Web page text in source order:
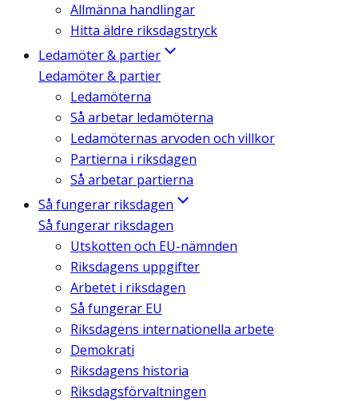
Allmänna handlingar
Hitta äldre riksdagstryck
Ledamöter & partier
Ledamöter & partier
Ledamöterna
Så arbetar ledamöterna
Ledamöternas arvoden och villkor
Partierna i riksdagen
Så arbetar partierna
Så fungerar riksdagen
Så fungerar riksdagen
Utskotten och EU-nämnden
Riksdagens uppgifter
Arbetet i riksdagen
Så fungerar EU
Riksdagens internationella arbete
Demokrati
Riksdagens historia
Riksdagsförvaltningen